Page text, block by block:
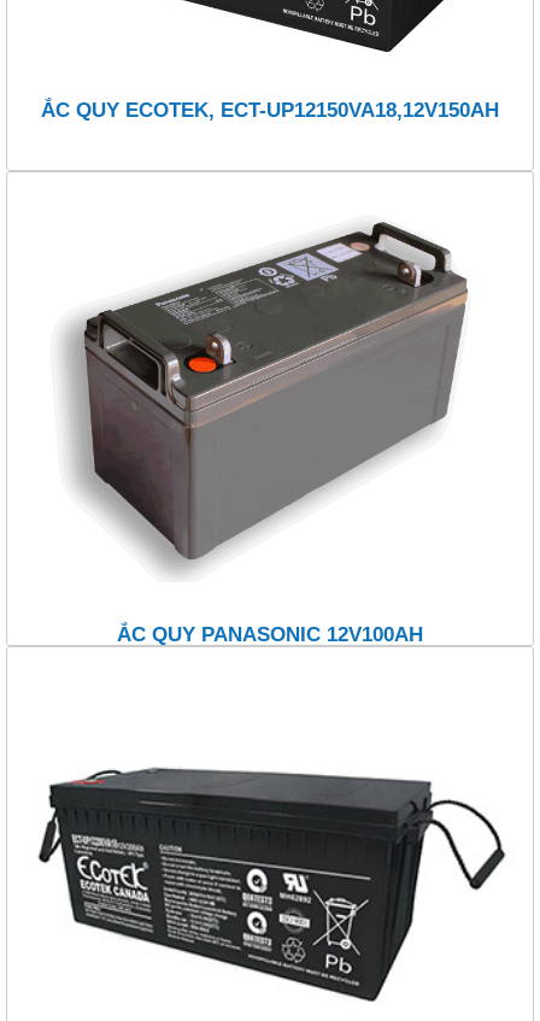
ẮC QUY ECOTEK, ECT-UP12150VA18,12V150AH
ẮC QUY PANASONIC 12V100AH